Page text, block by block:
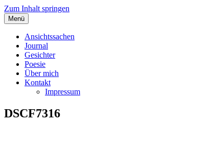
Zum Inhalt springen
Angelas Ansichtssachen
Menü
Ansichtssachen
Journal
Gesichter
Poesie
Über mich
Kontakt
Impressum
DSCF7316